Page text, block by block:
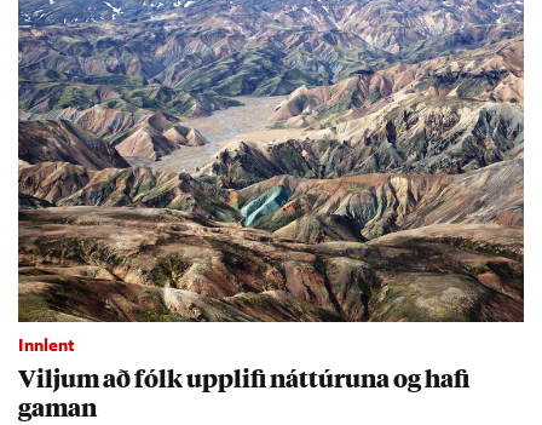
Innlent
Vilj­um að fólk upp­lifi nátt­úr­una og hafi
gam­an